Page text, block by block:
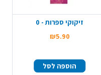
זיקוקי ספרות - 0
₪5.90
הוספה לסל